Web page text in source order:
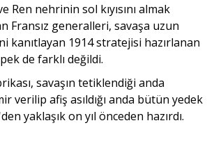
nehrinin sol kıyısını almak
Fransız generalleri, savaşa uzun
kanıtlayan 1914 stratejisi hazırlanan
de farklı değildi.
savaşın tetiklendiği anda
verilip afiş asıldığı anda bütün yedek
yaklaşık on yıl önceden hazırdı.